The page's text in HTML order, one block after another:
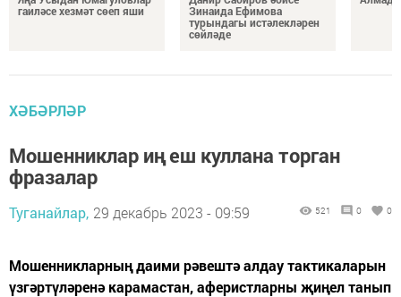
гаиләсе хезмәт сөеп яши
Зинаида Ефимова
турындагы истәлекләрен
сөйләде
ХӘБӘРЛӘР
Мошенниклар иң еш куллана торган
фразалар
Туганайлар, 29 декабрь 2023 - 09:59 521 0 0
Мошенникларның даими рәвештә алдау тактикаларын
үзгәртүләренә карамастан, аферистларны җиңел танып